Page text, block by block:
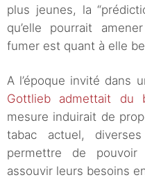
plus jeunes, la
qu’elle pourrait
fumer est quant à elle
A l’époque invité dans
Gottlieb admettait du
mesure induirait de
tabac actuel,
permettre de
assouvir leurs besoins